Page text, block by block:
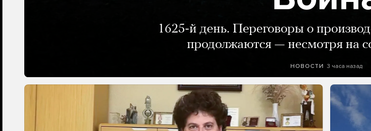
1625-й день. Переговоры о
продолжаются — несмотря на
НОВОСТИ 3 часа назад